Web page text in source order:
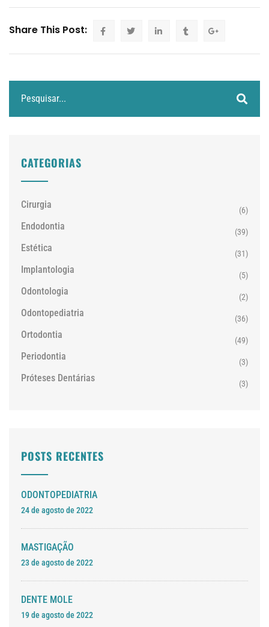
Share This Post:
CATEGORIAS
Cirurgia (6)
Endodontia (39)
Estética (31)
Implantologia (5)
Odontologia (2)
Odontopediatria (36)
Ortodontia (49)
Periodontia (3)
Próteses Dentárias (3)
POSTS RECENTES
ODONTOPEDIATRIA
24 de agosto de 2022
MASTIGAÇÃO
23 de agosto de 2022
DENTE MOLE
19 de agosto de 2022